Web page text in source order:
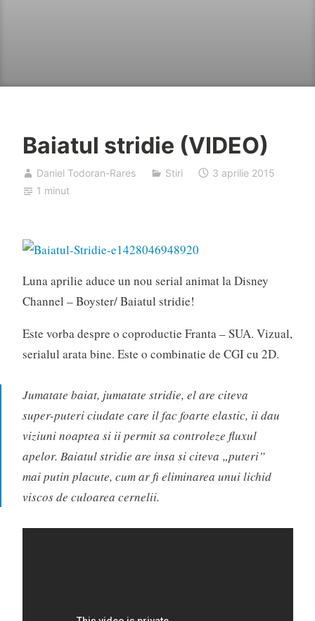
Baiatul stridie (VIDEO)
Daniel Todoran-Rares Stiri
3 aprilie 2015
1 minut
Luna aprilie aduce un nou serial animat la Disney
Channel – Boyster/ Baiatul stridie!
Este vorba despre o coproductie Franta – SUA. Vizual,
serialul arata bine. Este o combinatie de CGI cu 2D.
Jumatate baiat, jumatate stridie, el are citeva
super-puteri ciudate care il fac foarte elastic, ii dau
viziuni noaptea si ii permit sa controleze fluxul
apelor. Baiatul stridie are insa si citeva „puteri”
mai putin placute, cum ar fi eliminarea unui lichid
viscos de culoarea cernelii.